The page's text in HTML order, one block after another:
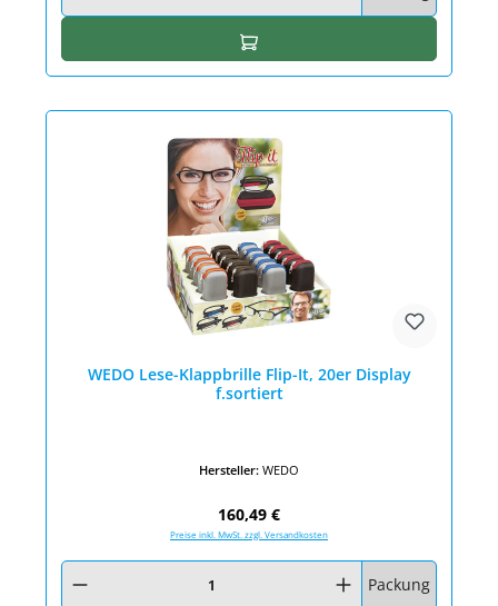
In den Warenkorb
WEDO Lese-Klappbrille Flip-It, 20er Display
f.sortiert
Hersteller: WEDO
Regulärer Preis:
160,49 €
Preise inkl. MwSt. zzgl. Versandkosten
Produkt Anzahl: Gib den gewünschten Wert ein oder benutze die
Packung